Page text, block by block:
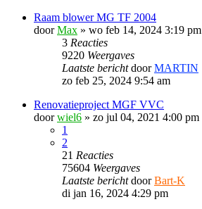
Raam blower MG TF 2004
doorMax » wo feb 14, 2024 3:19 pm
3 Reacties
9220 Weergaves
Laatste berichtdoorMARTIN
zo feb 25, 2024 9:54 am
Renovatieproject MGF VVC
doorwiel6 » zo jul 04, 2021 4:00 pm
1
2
21 Reacties
75604 Weergaves
Laatste berichtdoorBart-K
di jan 16, 2024 4:29 pm